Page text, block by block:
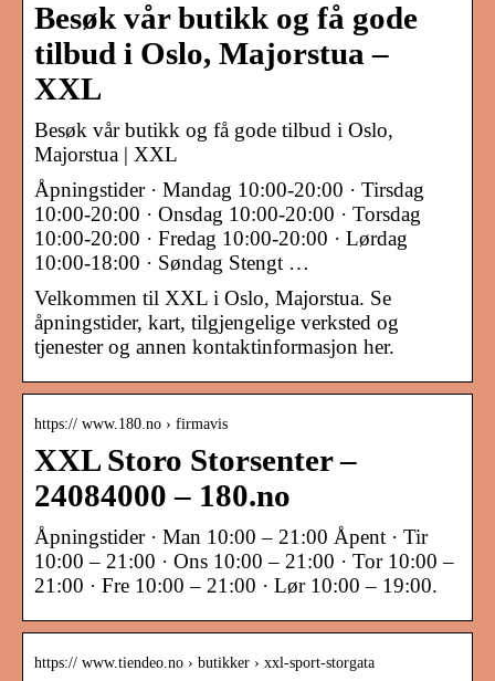
Besøk vår butikk og få gode
tilbud i Oslo, Majorstua –
XXL
Besøk vår butikk og få gode tilbud i Oslo,
Majorstua | XXL
Åpningstider · Mandag 10:00-20:00 · Tirsdag
10:00-20:00 · Onsdag 10:00-20:00 · Torsdag
10:00-20:00 · Fredag 10:00-20:00 · Lørdag
10:00-18:00 · Søndag Stengt …
Velkommen til XXL i Oslo, Majorstua. Se
åpningstider, kart, tilgjengelige verksted og
tjenester og annen kontaktinformasjon her.
https:// www.180.no › firmavis
XXL Storo Storsenter –
24084000 – 180.no
Åpningstider · Man 10:00 – 21:00 Åpent · Tir
10:00 – 21:00 · Ons 10:00 – 21:00 · Tor 10:00 –
21:00 · Fre 10:00 – 21:00 · Lør 10:00 – 19:00.
https:// www.tiendeo.no › butikker › xxl-sport-storgata